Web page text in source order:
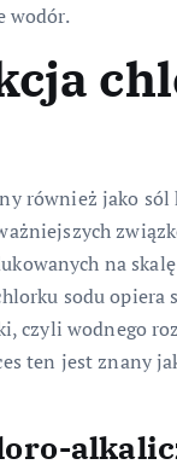
wodór.
również jako sól
na
sodu opiera
czyli wodnego
ten jest znany